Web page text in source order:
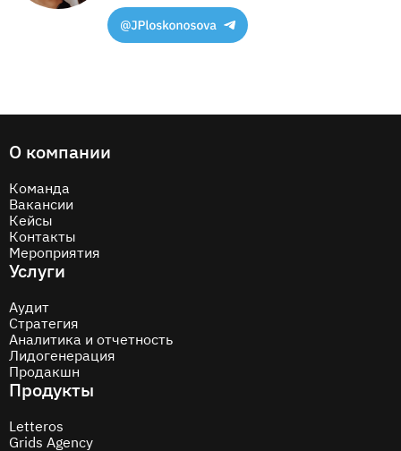
О компании
Команда
Вакансии
Кейсы
Контакты
Мероприятия
Услуги
Аудит
Стратегия
Аналитика и отчетность
Лидогенерация
Продакшн
Продукты
Letteros
Grids Agency